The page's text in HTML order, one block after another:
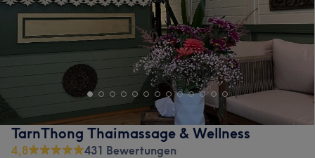
TarnThong Thaimassage & Wellness
4,8
431 Bewertungen